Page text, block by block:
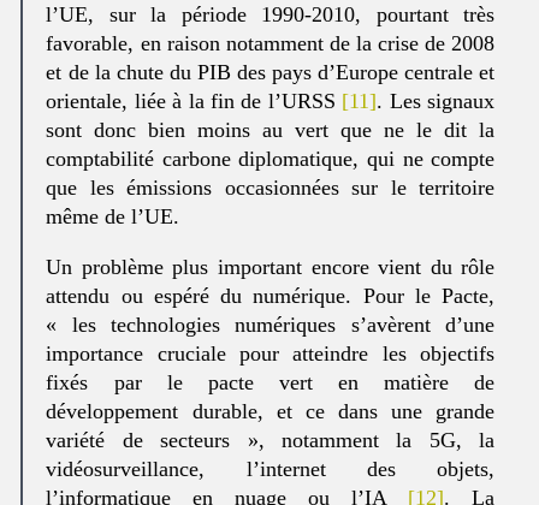
l’UE, sur la période 1990-2010, pourtant très
favorable, en raison notamment de la crise de 2008
et de la chute du PIB des pays d’Europe centrale et
orientale, liée à la fin de l’URSS [11]. Les signaux
sont donc bien moins au vert que ne le dit la
comptabilité carbone diplomatique, qui ne compte
que les émissions occasionnées sur le territoire
même de l’UE.
Un problème plus important encore vient du rôle
attendu ou espéré du numérique. Pour le Pacte,
« les technologies numériques s’avèrent d’une
importance cruciale pour atteindre les objectifs
fixés par le pacte vert en matière de
développement durable, et ce dans une grande
variété de secteurs », notamment la 5G, la
vidéosurveillance, l’internet des objets,
l’informatique en nuage ou l’IA [12]. La